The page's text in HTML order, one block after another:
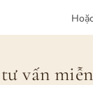
vấn